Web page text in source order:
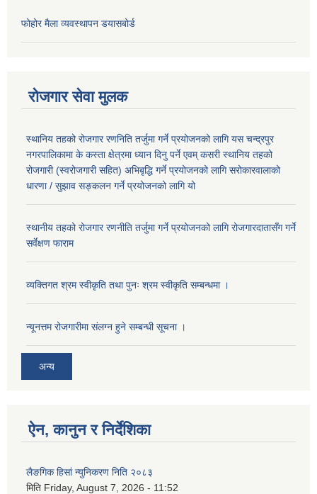
फोहोर मैला व्यवस्थापन डयासबोर्ड
रोजगार सेवा मुलक
स्थानिय तहको रोजगार रणनिति तर्जुमा गर्ने प्रयोजनको लागि यस चन्द्रपुर
नगरपालिकामा के कस्ता क्षेत्रमा ध्यान दिनु पर्ने एवम् कसरी स्थानिय तहको
रोजगारी (स्वरोजगारी सहित) अभिबृद्धि गर्ने प्रयोजनको लागि सरोकारवालाको
धारणा / सुझाव सङ्कलन गर्ने प्रयोजनको लागि यो
स्थानीय तहको रोजगार रणनीति तर्जुमा गर्ने प्रयोजनको लागि रोजगारदातासँग गर्ने
सर्वेक्षण फाराम
व्यक्तिगत श्रम स्वीकृति तथा पुनः श्रम स्वीकृति सम्बन्धमा ।
न्यूनत्तम रोजगारीमा संलग्न हुने सम्बन्धी सूचना ।
अन्य
ऐन, कानुन र निर्देशिका
लैङगिक हिसां न्युनिकरण निति २०८३
मिति Friday, August 7, 2026 - 11:52